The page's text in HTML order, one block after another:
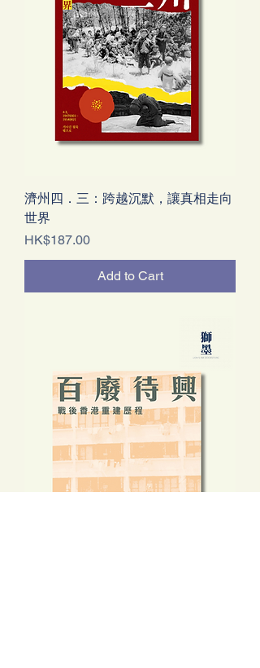
濟州四．三：跨越沉默，讓真相走向
世界
Price
HK$187.00
Add to Cart